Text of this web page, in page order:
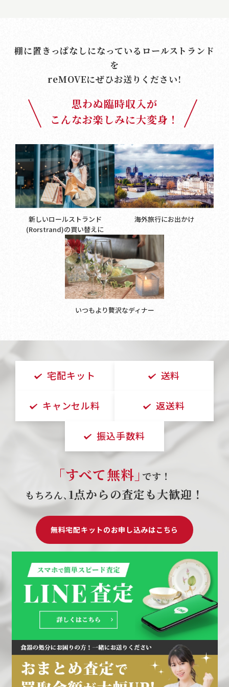
棚に置きっぱなしになっているロールストランド
を
reMOVEにぜひお送りください!
思わぬ臨時収入が
こんなお楽しみに大変身！
新しいロールストランド
(Rorstrand)の買い替えに
海外旅行にお出かけ
いつもより贅沢なディナー
宅配キット 送料
キャンセル料 返送料
振込手数料
｢すべて無料｣ です！
もちろん､ 1点からの査定も大歓迎！
無料宅配キットのお申し込みはこちら